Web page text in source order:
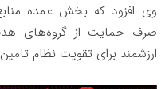
وی افزود که بخش عمده
صرف حمایت از گروه‌های
ارزشمند برای تقویت نظام